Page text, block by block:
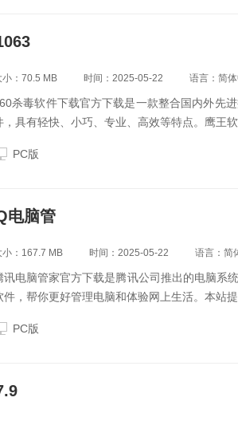
小：70.5 MB 时间：2025-05-22 语言：简
杀毒软件下载官方下载是一款整合国内外先
，具有轻快、小巧、专业、高效等特点。鹰王
PC版
电脑管
小：167.7 MB 时间：2025-05-22 语言：简
讯电脑管家官方下载是腾讯公司推出的电脑系
件，帮你更好管理电脑和体验网上生活。本站
PC版